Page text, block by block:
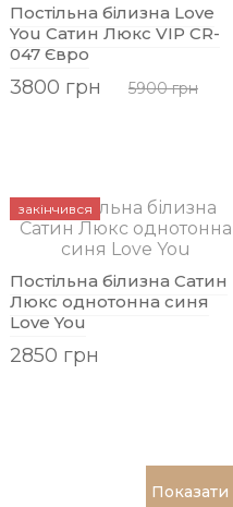
Постільна білизна Love
You Сатин Люкс VIP CR-
047 Євро
3800 грн 5900 грн
закінчився
Постільна білизна Сатин
Люкс однотонна синя
Love You
2850 грн
Показати